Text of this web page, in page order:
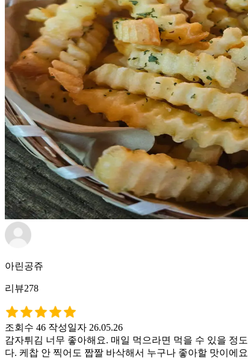
아린공쥬
리뷰278
조회수 46 작성일자 26.05.26
감자튀김 너무 좋아해요. 매일 먹으라면 먹을 수 있을 정
다. 케찹 안 찍어도 짭짤 바삭해서 누구나 좋아할 맛이에요